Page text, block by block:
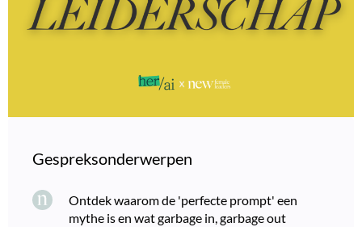
Gespreksonderwerpen
Ontdek waarom de 'perfecte prompt' een
mythe is en wat garbage in, garbage out